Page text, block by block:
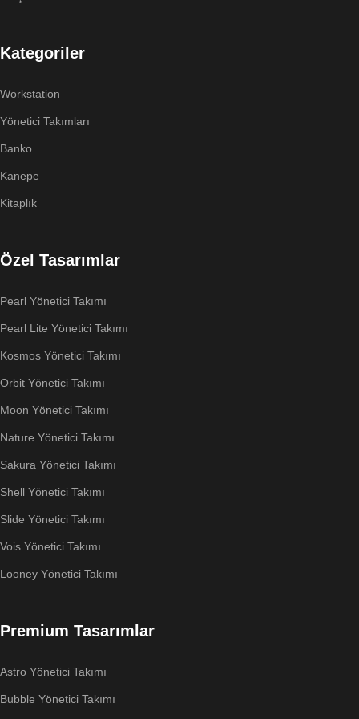
edici mobilyalar sunuyoruz. Özel ölçülerde üretim ve tasarım
Kategoriler
Workstation
Yönetici Takımları
Banko
Kanepe
Kitaplık
Özel Tasarımlar
Pearl Yönetici Takımı
Pearl Lite Yönetici Takımı
Kosmos Yönetici Takımı
Orbit Yönetici Takımı
Moon Yönetici Takımı
Nature Yönetici Takımı
Sakura Yönetici Takımı
Shell Yönetici Takımı
Slide Yönetici Takımı
Vois Yönetici Takımı
Looney Yönetici Takımı
Premium Tasarımlar
Astro Yönetici Takımı
Bubble Yönetici Takımı